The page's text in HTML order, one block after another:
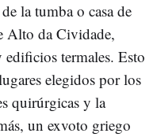
la tumba o casa de
Alto da Cividade,
termales. Esto
elegidos por los
quirúrgicas y la
un exvoto griego